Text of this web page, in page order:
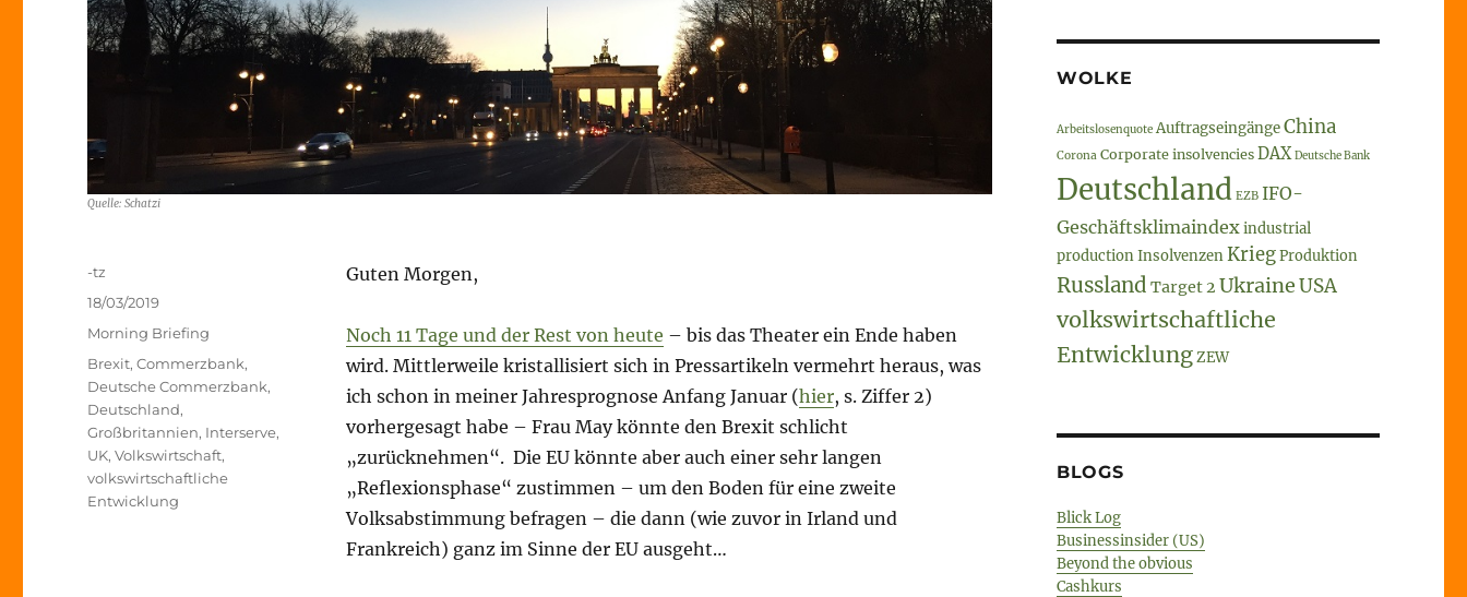
Quelle: Schatzi
Guten Morgen,
Noch 11 Tage und der Rest von heute – bis das Theater ein Ende haben
wird. Mittlerweile kristallisiert sich in Pressartikeln vermehrt heraus, was
ich schon in meiner Jahresprognose Anfang Januar (hier, s. Ziffer 2)
vorhergesagt habe – Frau May könnte den Brexit schlicht
„zurücknehmen“. Die EU könnte aber auch einer sehr langen
„Reflexionsphase“ zustimmen – um den Boden für eine zweite
Volksabstimmung befragen – die dann (wie zuvor in Irland und
Frankreich) ganz im Sinne der EU ausgeht…
Autor
-tz
Veröffentlicht
am
18/03/2019
Kategorien
Morning Briefing
Schlagwörter
Brexit,Commerzbank,
Deutsche Commerzbank,
Deutschland,
Großbritannien, Interserve,
UK,Volkswirtschaft,
volkswirtschaftliche
Entwicklung
WOLKE
Arbeitslosenquote AuftragseingängeChina
Corona Corporate insolvencies DAX Deutsche Bank
Deutschland EZB IFO-
Geschäftsklimaindexindustrial
productionInsolvenzenKriegProduktion
Russland Target 2 UkraineUSA
volkswirtschaftliche
EntwicklungZEW
BLOGS
Blick Log
Businessinsider (US)
Beyond the obvious
Cashkurs